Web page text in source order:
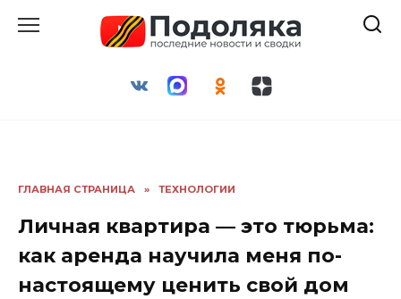
ГЛАВНАЯ СТРАНИЦА » ТЕХНОЛОГИИ
Личная квартира — это тюрьма:
как аренда научила меня по-
настоящему ценить свой дом